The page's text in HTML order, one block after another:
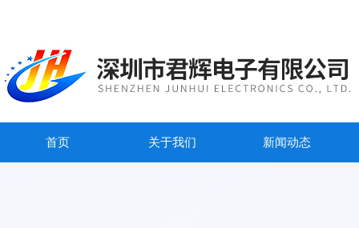
首页 关于我们 新闻动态